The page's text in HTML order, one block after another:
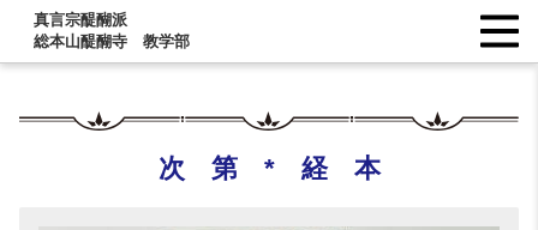
真言宗醍醐派
総本山醍醐寺 教学部
次 第 * 経 本